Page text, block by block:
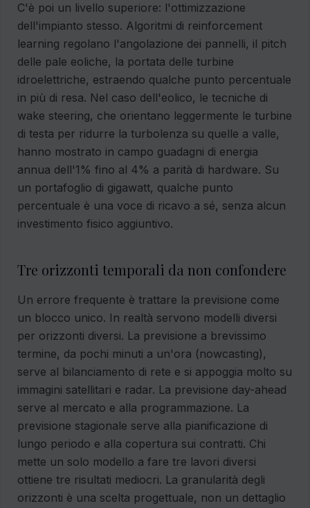
C'è poi un livello superiore: l'ottimizzazione
dell'impianto stesso. Algoritmi di reinforcement
learning regolano l'angolazione dei pannelli, il pitch
delle pale eoliche, la portata delle turbine
idroelettriche, estraendo qualche punto percentuale
in più di resa. Nel caso dell'eolico, le tecniche di
wake steering, che orientano leggermente le turbine
di testa per ridurre la turbolenza su quelle a valle,
hanno mostrato in campo guadagni di energia
annua dell'1% fino al 4% a parità di hardware. Su
un portafoglio di gigawatt, qualche punto
percentuale è una voce di ricavo a sé, senza alcun
investimento fisico aggiuntivo.
Tre orizzonti temporali da non confondere
Un errore frequente è trattare la previsione come
un blocco unico. In realtà servono modelli diversi
per orizzonti diversi. La previsione a brevissimo
termine, da pochi minuti a un'ora (nowcasting),
serve al bilanciamento di rete e si appoggia molto su
immagini satellitari e radar. La previsione day-ahead
serve al mercato e alla programmazione. La
previsione stagionale serve alla pianificazione di
lungo periodo e alla copertura sui contratti. Chi
mette un solo modello a fare tre lavori diversi
ottiene tre risultati mediocri. La granularità degli
orizzonti è una scelta progettuale, non un dettaglio